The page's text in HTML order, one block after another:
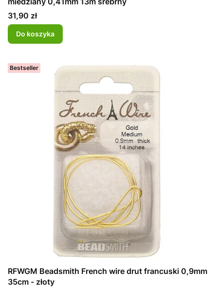
Cena
31,90 zł
Do koszyka
Bestseller
RFWGM Beadsmith French wire drut francuski 0,9mm
35cm - złoty